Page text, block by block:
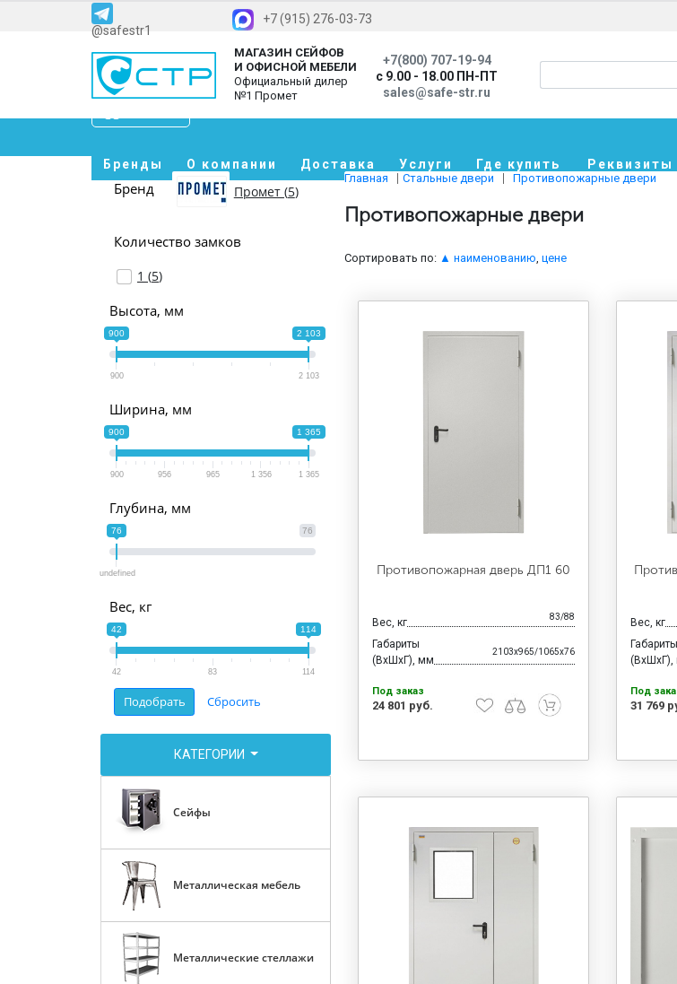
@safestr1
+7 (915) 276-03-73
МАГАЗИН СЕЙФОВ
И ОФИСНОЙ МЕБЕЛИ
Официальный дилер
№1 Промет
+7(800) 707-19-94
с 9.00 - 18.00 ПН-ПТ
sales@safe-str.ru
Бренды О компании Доставка Услуги Где купить Реквизиты
Бренд Промет (5)
Количество замков
1 (5)
Высота, мм
900 2 103
900 2 103
Ширина, мм
900 1 365
900 956 965 1 356 1 365
Глубина, мм
76
76
undefined
Вес, кг
42 114
42 83 114
КАТЕГОРИИ
Сейфы
Металлическая мебель
Металлические стеллажи
Главная Стальные двери Противопожарные двери
Противопожарные двери
Сортировать по: ▲ наименованию,цене
Противопожарная дверь ДП1 60
Вес, кг 83/88
Габариты
(ВхШхГ), мм
2103x965/1065x76
Под заказ
24 801 руб.
Вес, кг
Габариты
(ВхШхГ),
Под
31 769